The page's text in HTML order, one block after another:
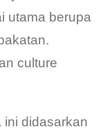
utama berupa
culture
ini didasarkan